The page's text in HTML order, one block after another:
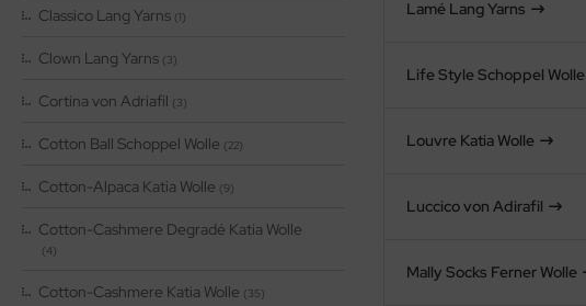
Classico Lang Yarns (1)
Clown Lang Yarns (3)
Cortina von Adriafil (3)
Cotton Ball Schoppel Wolle (22)
Cotton-Alpaca Katia Wolle (9)
Cotton-Cashmere Degradé Katia Wolle
(4)
Cotton-Cashmere Katia Wolle (35)
Lamé Lang Yarns
Life Style Schoppel Wolle
Louvre Katia Wolle
Luccico von Adirafil
Mally Socks Ferner Wolle